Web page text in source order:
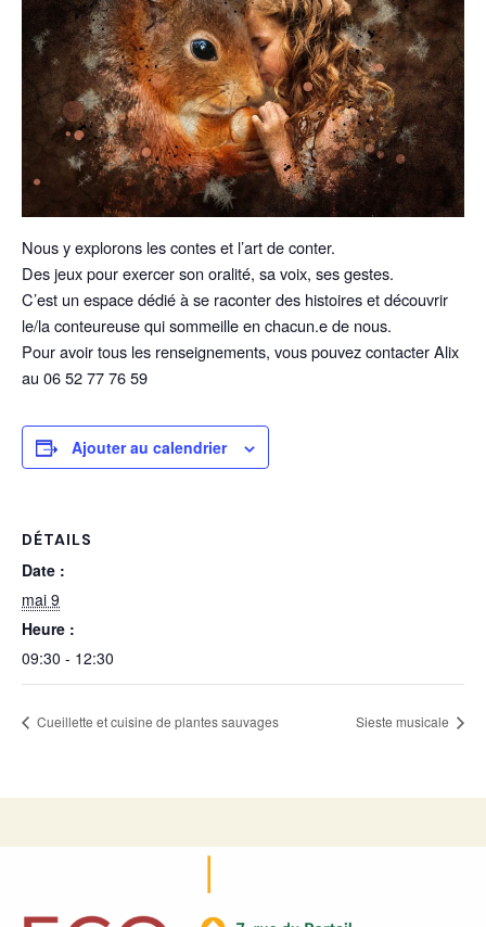
Nous y explorons les contes et l’art de conter.
Des jeux pour exercer son oralité, sa voix, ses gestes.
C’est un espace dédié à se raconter des histoires et découvrir
le/la conteureuse qui sommeille en chacun.e de nous.
Pour avoir tous les renseignements, vous pouvez contacter Alix
au 06 52 77 76 59
Ajouter au calendrier
DÉTAILS
Date :
mai 9
Heure :
09:30 - 12:30
Cueillette et cuisine de plantes sauvages Sieste musicale